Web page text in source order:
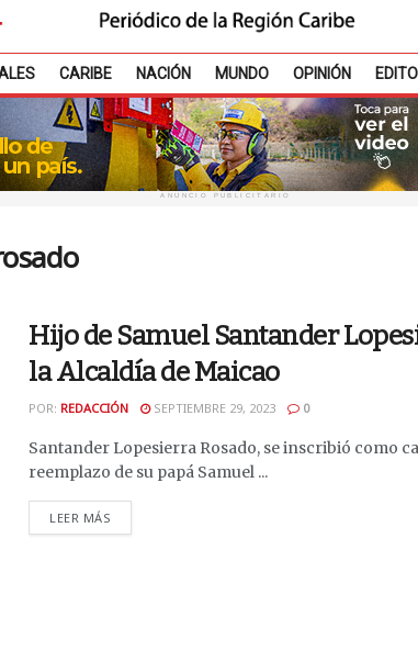
CARIBE NACIÓN MUNDO OPINIÓN
ANUNCIO PUBLICITARIO
Hijo de Samuel Santander
la Alcaldía de Maicao
POR: REDACCIÓN SEPTIEMBRE 29, 2023 0
Santander Lopesierra Rosado, se inscribió como
reemplazo de su papá Samuel ...
LEER MÁS